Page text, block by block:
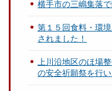
横手市の三嶋集落
第１５回食料・環
されました！
上川沿地区のほ場
の安全祈願祭を行い